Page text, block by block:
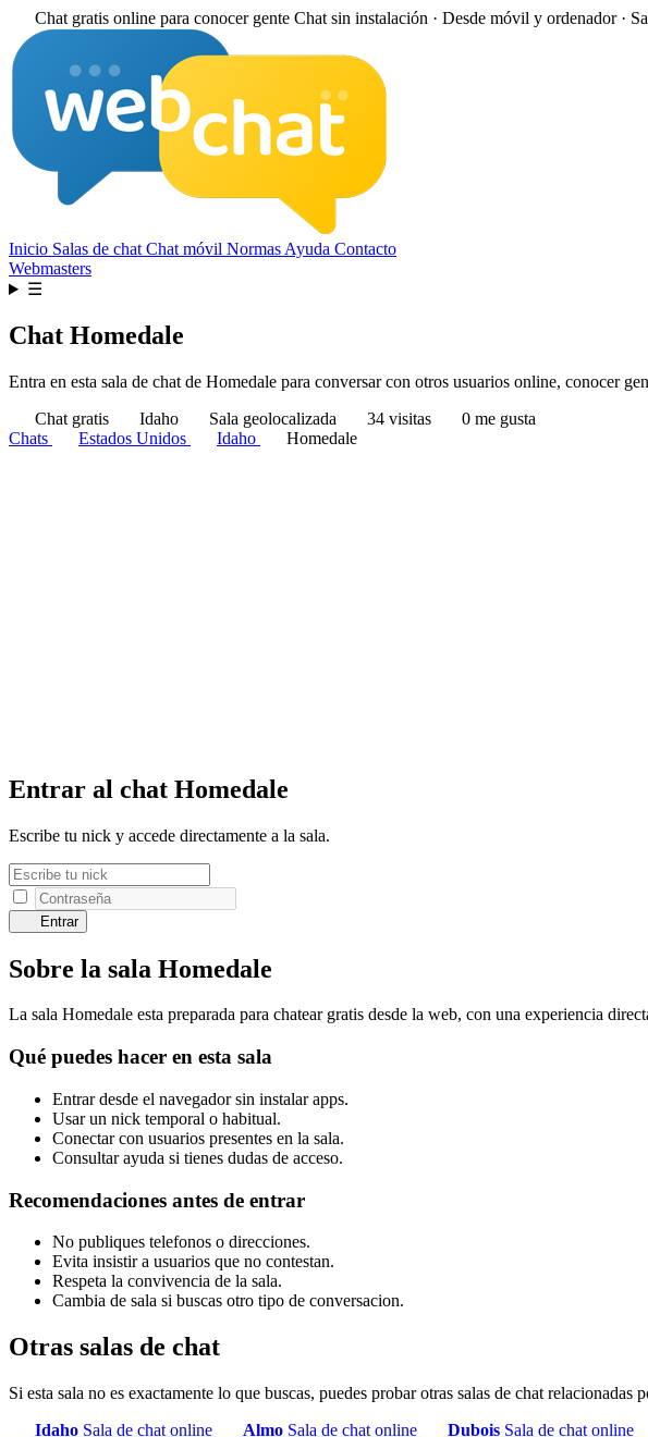
Chat gratis online para conocer gente Chat sin instalación · Desde móvil y ordenador ·
Inicio Salas de chat Chat móvil Normas Ayuda Contacto
Webmasters
☰
Chat Homedale
Entra en esta sala de chat de Homedale para conversar con otros usuarios online, conocer
Chat gratis
Idaho Sala geolocalizada 34 visitas
0 me gusta
Chats
Estados Unidos Idaho Homedale
Entrar al chat Homedale
Escribe tu nick y accede directamente a la sala.
Entrar
Sobre la sala Homedale
La sala Homedale esta preparada para chatear gratis desde la web, con una experiencia
Qué puedes hacer en esta sala
Entrar desde el navegador sin instalar apps.
Usar un nick temporal o habitual.
Conectar con usuarios presentes en la sala.
Consultar ayuda si tienes dudas de acceso.
Recomendaciones antes de entrar
No publiques telefonos o direcciones.
Evita insistir a usuarios que no contestan.
Respeta la convivencia de la sala.
Cambia de sala si buscas otro tipo de conversacion.
Otras salas de chat
Si esta sala no es exactamente lo que buscas, puedes probar otras salas de chat relacionadas
Idaho Sala de chat online Almo Sala de chat online Dubois Sala de chat online